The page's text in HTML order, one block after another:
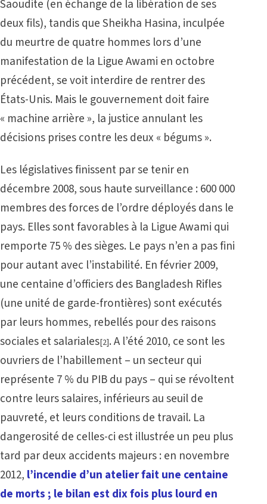
Saoudite (en échange de la libération de ses
deux fils), tandis que Sheikha Hasina, inculpée
du meurtre de quatre hommes lors d’une
manifestation de la Ligue Awami en octobre
précédent, se voit interdire de rentrer des
États-Unis. Mais le gouvernement doit faire
« machine arrière », la justice annulant les
décisions prises contre les deux « bégums ».
Les législatives finissent par se tenir en
décembre 2008, sous haute surveillance : 600 000
membres des forces de l’ordre déployés dans le
pays. Elles sont favorables à la Ligue Awami qui
remporte 75 % des sièges. Le pays n’en a pas fini
pour autant avec l’instabilité. En février 2009,
une centaine d’officiers des Bangladesh Rifles
(une unité de garde-frontières) sont exécutés
par leurs hommes, rebellés pour des raisons
sociales et salariales[2]. A l’été 2010, ce sont les
ouvriers de l’habillement – un secteur qui
représente 7 % du PIB du pays – qui se révoltent
contre leurs salaires, inférieurs au seuil de
pauvreté, et leurs conditions de travail. La
dangerosité de celles-ci est illustrée un peu plus
tard par deux accidents majeurs : en novembre
2012, l’incendie d’un atelier fait une centaine
de morts ; le bilan est dix fois plus lourd en